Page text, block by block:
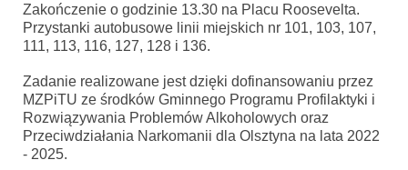
Zakończenie o godzinie 13.30 na Placu Roosevelta.
Przystanki autobusowe linii miejskich nr 101, 103, 107,
111, 113, 116, 127, 128 i 136.
Zadanie realizowane jest dzięki dofinansowaniu przez
MZPiTU ze środków Gminnego Programu Profilaktyki i
Rozwiązywania Problemów Alkoholowych oraz
Przeciwdziałania Narkomanii dla Olsztyna na lata 2022
- 2025.